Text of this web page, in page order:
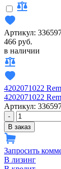
Артикул:
466 руб.
в наличии
4202071022
4202071022
Артикул:
-
В заказ
Запросить
В лизинг